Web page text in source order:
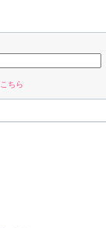
こちら